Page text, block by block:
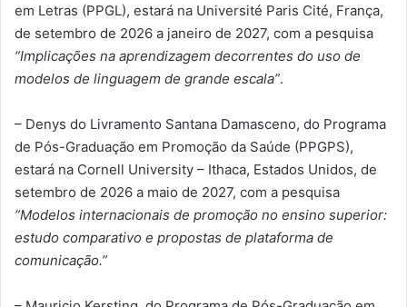
em Letras (PPGL), estará na Université Paris Cité, França,
de setembro de 2026 a janeiro de 2027, com a pesquisa
“Implicações na aprendizagem decorrentes do uso de
modelos de linguagem de grande escala”.
– Denys do Livramento Santana Damasceno, do Programa
de Pós-Graduação em Promoção da Saúde (PPGPS),
estará na Cornell University – Ithaca, Estados Unidos, de
setembro de 2026 a maio de 2027, com a pesquisa
“Modelos internacionais de promoção no ensino superior:
estudo comparativo e propostas de plataforma de
comunicação.”